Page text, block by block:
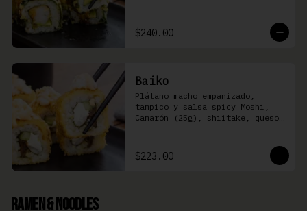
$240.00
Baiko
Plátano macho empanizado,
tampico y salsa spicy Moshi,
Camarón (25g), shiitake, queso
$223.00
Ramen & Noodles